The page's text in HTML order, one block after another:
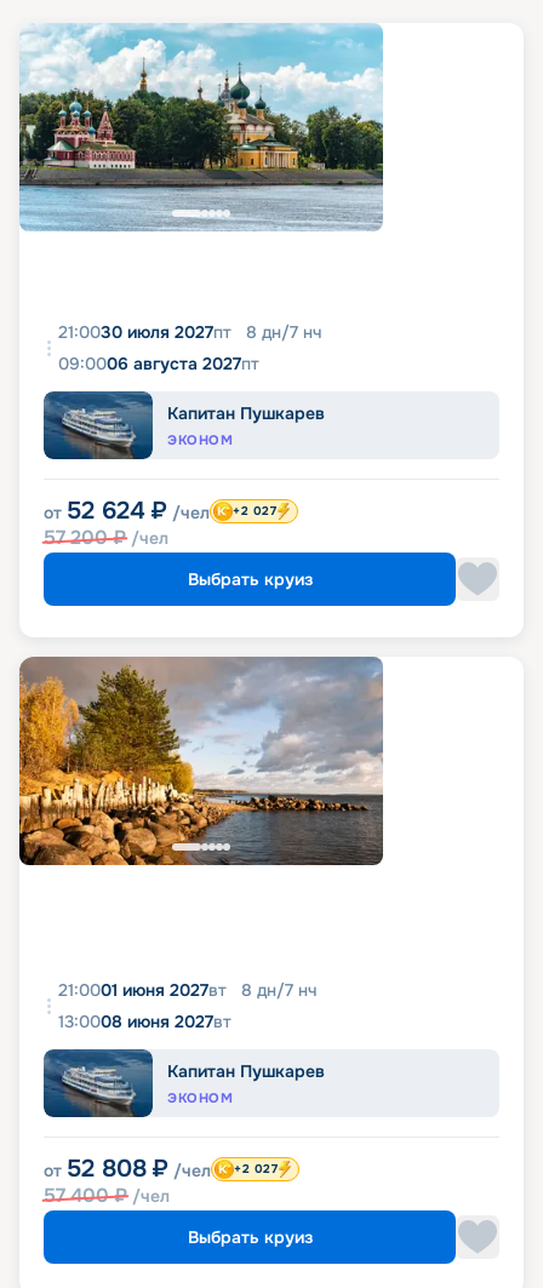
21:0030 июля 2027пт 8 дн/7 нч
09:0006 августа 2027пт
Капитан Пушкарев
ЭКОНОМ
от 52 624 ₽ /чел
57 200₽ /чел
+2 027
Выбрать круиз
21:0001 июня 2027вт 8 дн/7 нч
13:0008 июня 2027вт
Капитан Пушкарев
ЭКОНОМ
от 52 808 ₽ /чел
57 400₽ /чел
+2 027
Выбрать круиз